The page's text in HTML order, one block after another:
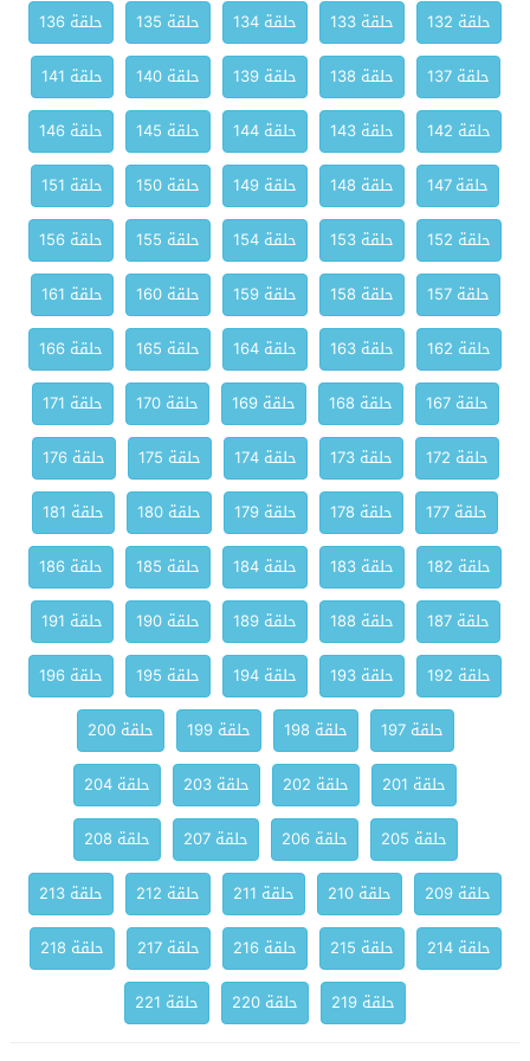
حلقة 132 حلقة 133 حلقة 134 حلقة 135
حلقة 136
حلقة 137
حلقة 138 حلقة 139 حلقة 140
حلقة 141
حلقة 142
حلقة 143 حلقة 144 حلقة 145
حلقة 146
حلقة 147
حلقة 148 حلقة 149 حلقة 150
حلقة 151
حلقة 152
حلقة 153 حلقة 154 حلقة 155
حلقة 156
حلقة 157
حلقة 158 حلقة 159 حلقة 160
حلقة 161
حلقة 162
حلقة 163 حلقة 164 حلقة 165
حلقة 166
حلقة 167
حلقة 168 حلقة 169 حلقة 170
حلقة 171
حلقة 172
حلقة 173 حلقة 174 حلقة 175
حلقة 176
حلقة 177
حلقة 178 حلقة 179 حلقة 180
حلقة 181
حلقة 182
حلقة 183 حلقة 184 حلقة 185
حلقة 186
حلقة 187
حلقة 188 حلقة 189 حلقة 190
حلقة 191
حلقة 192
حلقة 193 حلقة 194 حلقة 195
حلقة 196
حلقة 197
حلقة 198 حلقة 199
حلقة 200
حلقة 201
حلقة 202 حلقة 203
حلقة 204
حلقة 205
حلقة 206 حلقة 207
حلقة 208
حلقة 209
حلقة 210 حلقة 211 حلقة 212
حلقة 213
حلقة 214
حلقة 215 حلقة 216 حلقة 217
حلقة 218
حلقة 219
حلقة 220 حلقة 221